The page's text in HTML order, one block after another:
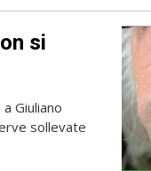
si
Giuliano
sollevate